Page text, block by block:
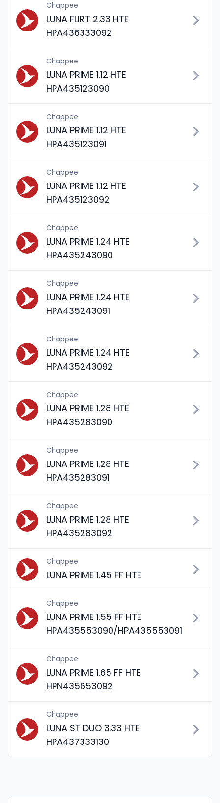
Chappee
LUNA FLIRT 2.33 HTE
HPA436333092
Chappee
LUNA PRIME 1.12 HTE
HPA435123090
Chappee
LUNA PRIME 1.12 HTE
HPA435123091
Chappee
LUNA PRIME 1.12 HTE
HPA435123092
Chappee
LUNA PRIME 1.24 HTE
HPA435243090
Chappee
LUNA PRIME 1.24 HTE
HPA435243091
Chappee
LUNA PRIME 1.24 HTE
HPA435243092
Chappee
LUNA PRIME 1.28 HTE
HPA435283090
Chappee
LUNA PRIME 1.28 HTE
HPA435283091
Chappee
LUNA PRIME 1.28 HTE
HPA435283092
Chappee
LUNA PRIME 1.45 FF HTE
Chappee
LUNA PRIME 1.55 FF HTE
HPA435553090/HPA435553091
Chappee
LUNA PRIME 1.65 FF HTE
HPN435653092
Chappee
LUNA ST DUO 3.33 HTE
HPA437333130